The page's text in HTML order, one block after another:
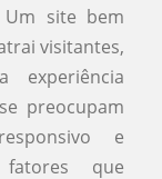
Um site bem
visitantes,
experiência
preocupam
e
fatores que